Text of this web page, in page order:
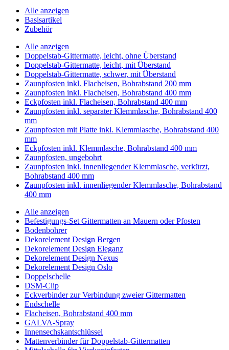
Alle anzeigen
Basisartikel
Zubehör
Alle anzeigen
Doppelstab-Gittermatte, leicht, ohne Überstand
Doppelstab-Gittermatte, leicht, mit Überstand
Doppelstab-Gittermatte, schwer, mit Überstand
Zaunpfosten inkl. Flacheisen, Bohrabstand 200 mm
Zaunpfosten inkl. Flacheisen, Bohrabstand 400 mm
Eckpfosten inkl. Flacheisen, Bohrabstand 400 mm
Zaunpfosten inkl. separater Klemmlasche, Bohrabstand 400
mm
Zaunpfosten mit Platte inkl. Klemmlasche, Bohrabstand 400
mm
Eckpfosten inkl. Klemmlasche, Bohrabstand 400 mm
Zaunpfosten, ungebohrt
Zaunpfosten inkl. innenliegender Klemmlasche, verkürzt,
Bohrabstand 400 mm
Zaunpfosten inkl. innenliegender Klemmlasche, Bohrabstand
400 mm
Alle anzeigen
Befestigungs-Set Gittermatten an Mauern oder Pfosten
Bodenbohrer
Dekorelement Design Bergen
Dekorelement Design Eleganz
Dekorelement Design Nexus
Dekorelement Design Oslo
Doppelschelle
DSM-Clip
Eckverbinder zur Verbindung zweier Gittermatten
Endschelle
Flacheisen, Bohrabstand 400 mm
GALVA-Spray
Innensechskantschlüssel
Mattenverbinder für Doppelstab-Gittermatten